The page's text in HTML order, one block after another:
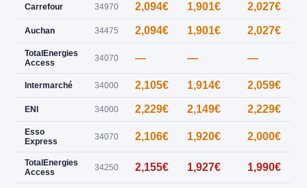
Carrefour 34970 2,094€ 1,901€ 2,027€
Auchan 34475 2,094€ 1,901€ 2,027€
TotalEnergies
Access
34070 — — —
Intermarché 34000 2,105€ 1,914€ 2,059€
ENI 34000 2,229€ 2,149€ 2,229€
Esso
Express
34070 2,106€ 1,920€ 2,000€
TotalEnergies
Access
34250 2,155€ 1,927€ 1,990€